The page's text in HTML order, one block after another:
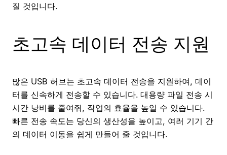
질 것입니다.
초고속 데이터 전송 지원
많은 USB 허브는 초고속 데이터 전송을 지원하여, 데이
터를 신속하게 전송할 수 있습니다. 대용량 파일 전송 시
시간 낭비를 줄여줘, 작업의 효율을 높일 수 있습니다.
빠른 전송 속도는 당신의 생산성을 높이고, 여러 기기 간
의 데이터 이동을 쉽게 만들어 줄 것입니다.